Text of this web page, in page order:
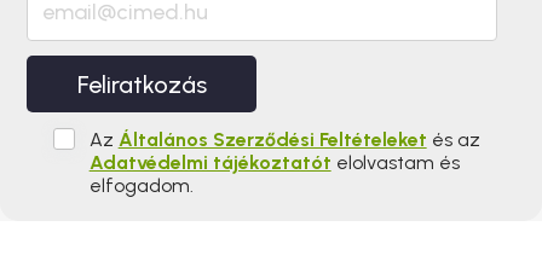
Feliratkozás
Az Általános Szerződési Feltételeket és az
Adatvédelmi tájékoztatót elolvastam és
elfogadom.